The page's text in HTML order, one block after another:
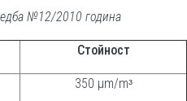
№12/2010 година
Стойност
350 µm/mᶟ